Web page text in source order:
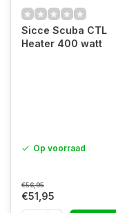
Sicce Scuba CTL
Heater 400 watt
Op voorraad
€56,95
€51,95